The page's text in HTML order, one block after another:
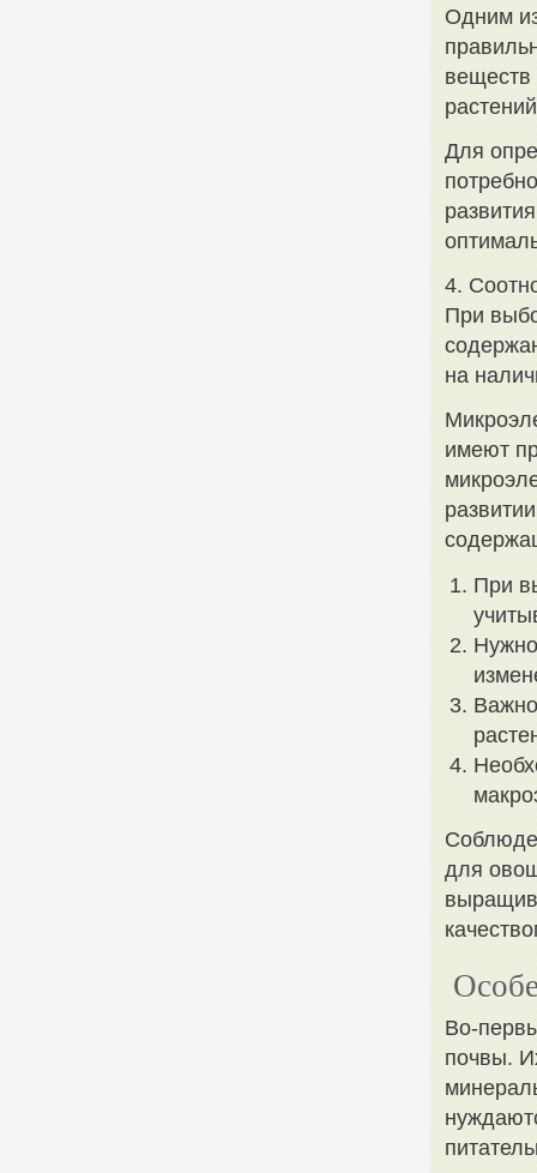
Одним
веществ
Для
4.
При
на
имеют
При
для
Во-
почвы.